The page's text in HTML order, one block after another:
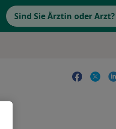
Sind Sie Ärztin oder Arzt?